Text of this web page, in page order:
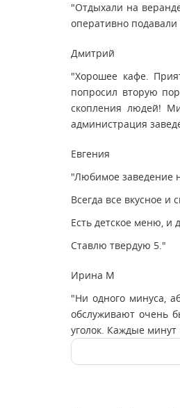
"Отдыхали на
оперативно подавали
Дмитрий
"Хорошее кафе.
попросил вторую
скопления людей!
администрация
Евгения
"Любимое заведение
Всегда все вкусное и
Есть детское меню, и
Ставлю твердую 5."
Ирина М
"Ни одного минуса,
обслуживают очень
уголок. Каждые минут